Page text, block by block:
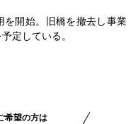
開始。旧橋を撤去し事業
定している。
希望の方は